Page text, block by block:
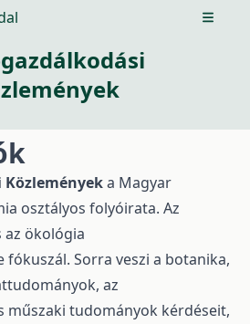
Open
Közleményeka Magyar
osztályos folyóirata. Az
ökológia
Sorra veszi a botanika,
az
műszaki tudományok kérdéseit,